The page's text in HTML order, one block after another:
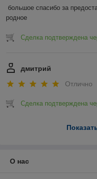
большое спасибо за
родное
Сделка подтверждена
дмитрий
Отлично
Сделка подтверждена
О нас